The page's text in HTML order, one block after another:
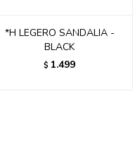
*H LEGERO SANDALIA -
BLACK
$ 1.499